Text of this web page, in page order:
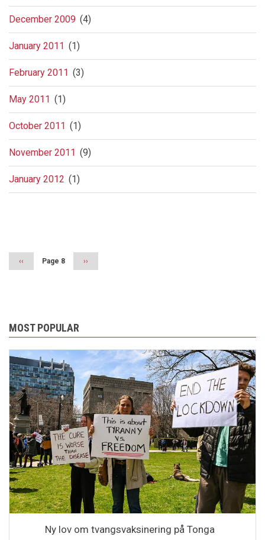
December 2009 (4)
January 2011 (1)
February 2011 (3)
May 2011 (1)
October 2011 (1)
November 2011 (9)
January 2012 (1)
Previous
‹‹ Page 8
Next
››
MOST POPULAR
Ny lov om tvangsvaksinering på Tonga